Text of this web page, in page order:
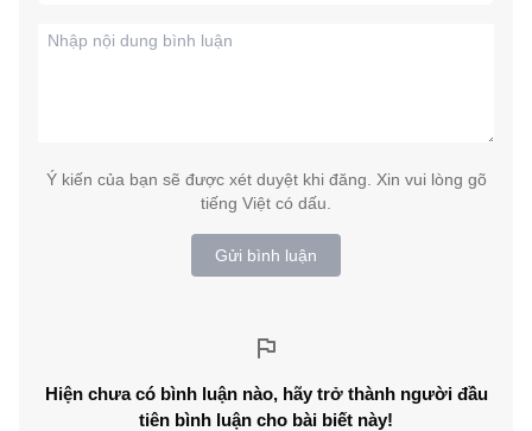
Ý kiến của bạn sẽ được xét duyệt khi đăng. Xin vui lòng gõ
tiếng Việt có dấu.
Gửi bình luận
Hiện chưa có bình luận nào, hãy trở thành người đầu
tiên bình luận cho bài biết này!